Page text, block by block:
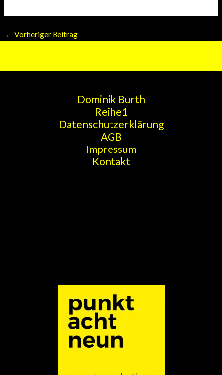
← Vorheriger Beitrag
Dominik Burth
Reihe1
Datenschutzerklärung
AGB
Impressum
Kontakt